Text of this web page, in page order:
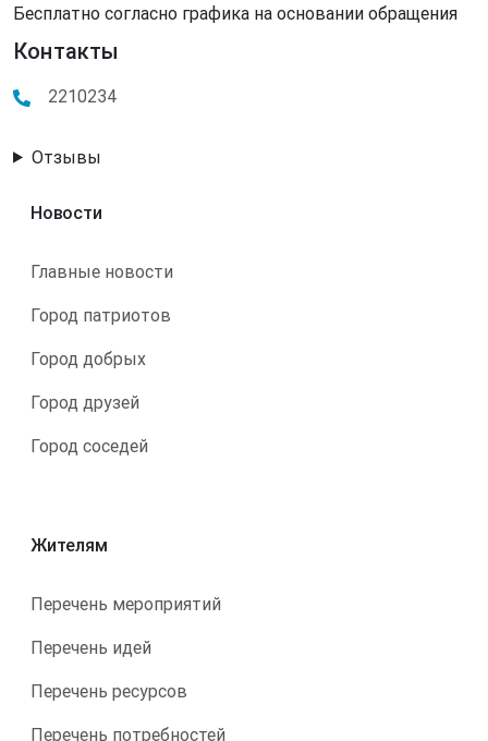
Бесплатно согласно графика на основании обращения
Контакты
2210234
Отзывы
Новости
Главные новости
Город патриотов
Город добрых
Город друзей
Город соседей
Жителям
Перечень мероприятий
Перечень идей
Перечень ресурсов
Перечень потребностей